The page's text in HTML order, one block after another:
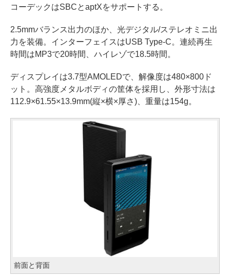
コーデックはSBCとaptXをサポートする。
2.5mmバランス出力のほか、光デジタル/ステレオミニ出
力を装備。インターフェイスはUSB Type-C。連続再生
時間はMP3で20時間、ハイレゾで18.5時間。
ディスプレイは3.7型AMOLEDで、解像度は480×800ド
ット。高強度メタルボディの筐体を採用し、外形寸法は
112.9×61.55×13.9mm(縦×横×厚さ)、重量は154g。
前面と背面